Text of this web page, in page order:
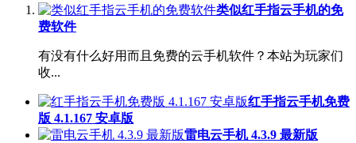
类似红手指云手机的免
费软件
有没有什么好用而且免费的云手机软件？本站为玩家们
收...
红手指云手机免费
版 4.1.167 安卓版
雷电云手机 4.3.9 最新版